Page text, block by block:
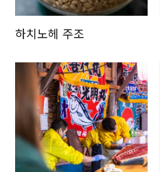
하치노헤 주조